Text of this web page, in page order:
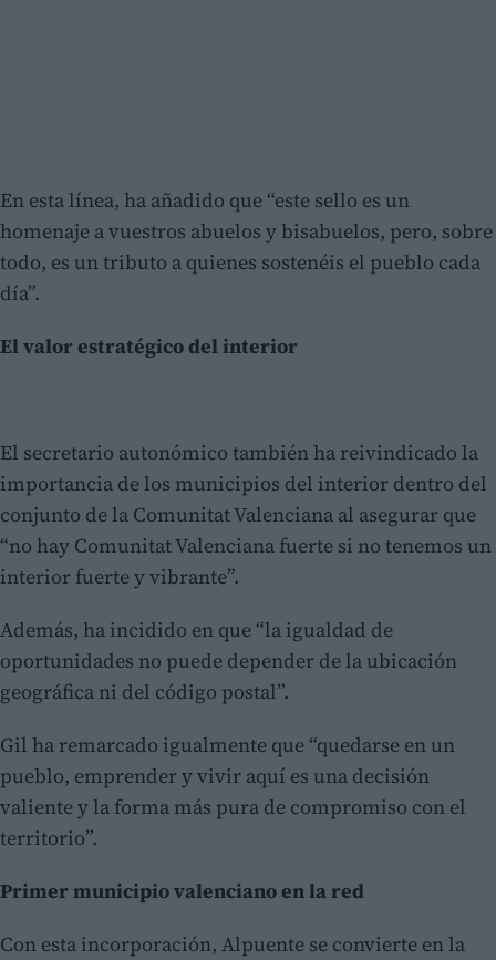
En esta línea, ha añadido que “este sello es un
homenaje a vuestros abuelos y bisabuelos, pero, sobre
todo, es un tributo a quienes sostenéis el pueblo cada
día”.
El valor estratégico del interior
El secretario autonómico también ha reivindicado la
importancia de los municipios del interior dentro del
conjunto de la Comunitat Valenciana al asegurar que
“no hay Comunitat Valenciana fuerte si no tenemos un
interior fuerte y vibrante”.
Además, ha incidido en que “la igualdad de
oportunidades no puede depender de la ubicación
geográfica ni del código postal”.
Gil ha remarcado igualmente que “quedarse en un
pueblo, emprender y vivir aquí es una decisión
valiente y la forma más pura de compromiso con el
territorio”.
Primer municipio valenciano en la red
Con esta incorporación, Alpuente se convierte en la